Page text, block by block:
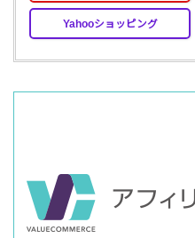
Yahooショッピング